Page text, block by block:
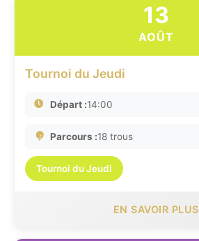
13
AOÛT
Tournoi du Jeudi
Départ :14:00
Parcours :18 trous
Tournoi du Jeudi
EN SAVOIR PLUS